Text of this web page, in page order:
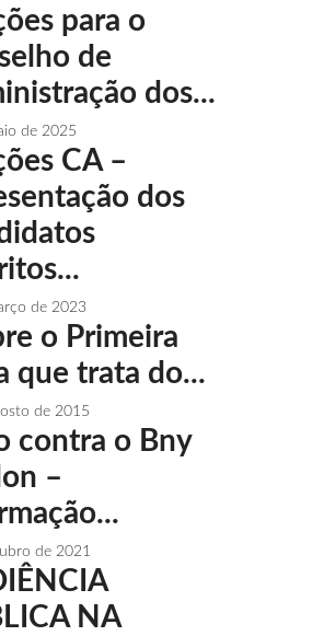
para o
de
dos...
de 2025
CA –
dos
de 2023
o Primeira
que trata do...
de 2015
contra o Bny
–
de 2021
NA